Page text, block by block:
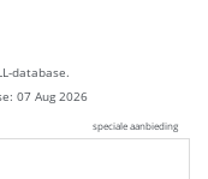
database.
07 Aug 2026
speciale aanbieding